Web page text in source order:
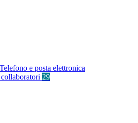
Telefono e posta elettronica
29